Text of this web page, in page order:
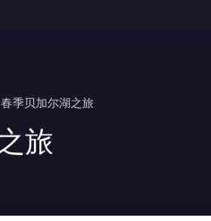
春季贝加尔湖之旅
旅